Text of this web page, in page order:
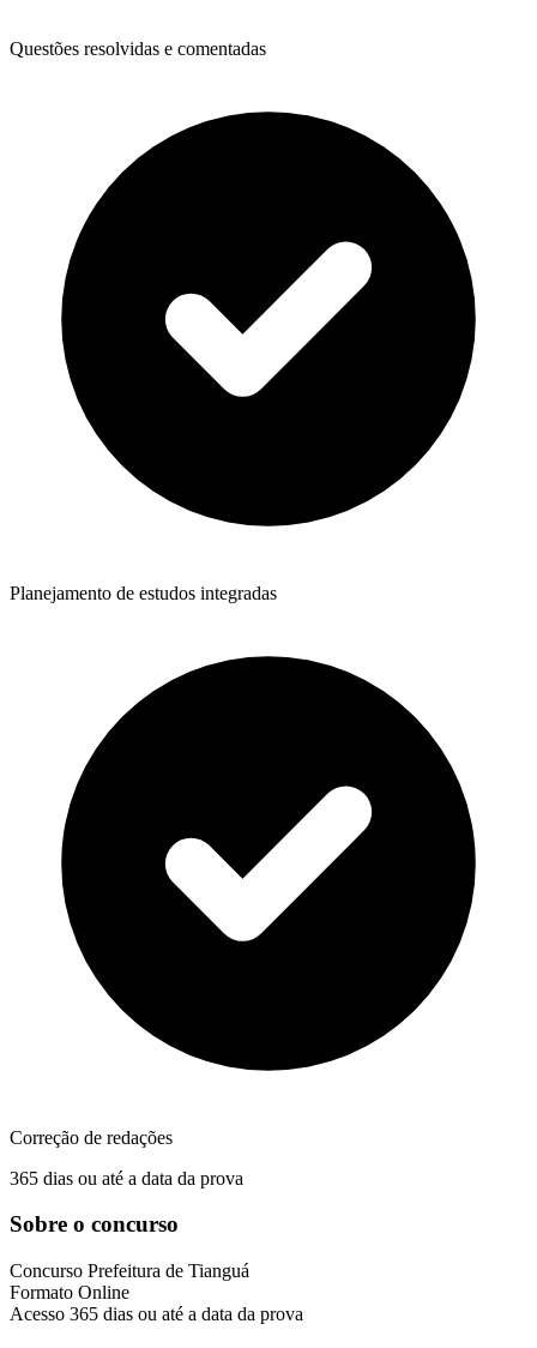
Questões resolvidas e comentadas
Planejamento de estudos integradas
Correção de redações
365 dias ou até a data da prova
Sobre o concurso
Concurso Prefeitura de Tianguá
Formato Online
Acesso 365 dias ou até a data da prova